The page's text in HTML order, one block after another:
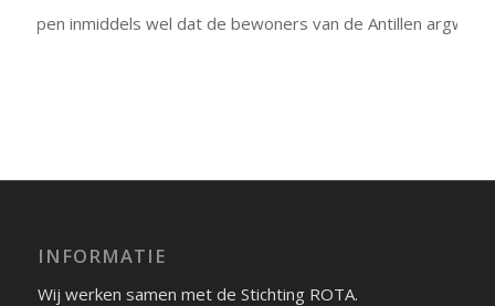
inmiddels wel dat de bewoners van de Antillen
INFORMATIE
Wij werken samen met de Stichting ROTA.